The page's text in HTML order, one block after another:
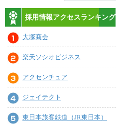
採用情報アクセスランキング
大塚商会
楽天ソシオビジネス
アクセンチュア
ジェイテクト
東日本旅客鉄道（JR東日本）